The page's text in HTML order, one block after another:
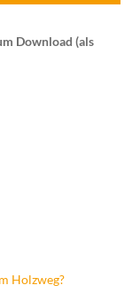
Download (als
Holzweg?